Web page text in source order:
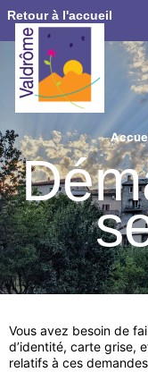
Retour à l'accueil
Vous avez besoin de
d’identité, carte grise,
relatifs à ces